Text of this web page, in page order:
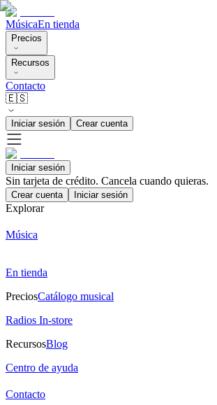
MúsicaEn tienda
Precios
Recursos
Contacto
🇪🇸
Iniciar sesión Crear cuenta
Iniciar sesión
Sin tarjeta de crédito. Cancela cuando quieras.
Crear cuenta Iniciar sesión
Explorar
Música
En tienda
PreciosCatálogo musical
Radios In-store
RecursosBlog
Centro de ayuda
Contacto